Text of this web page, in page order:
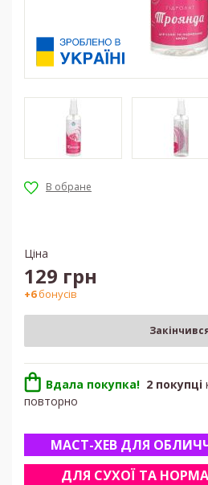
Ціна
129 грн
+6бонусів
Вдала покупка! 2 покупці
повторно
МАСТ-ХЕВ ДЛЯ
ДЛЯ СУХОЇ ТА